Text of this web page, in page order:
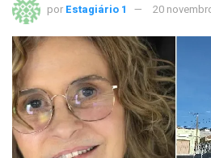
por Estagiário 1 20